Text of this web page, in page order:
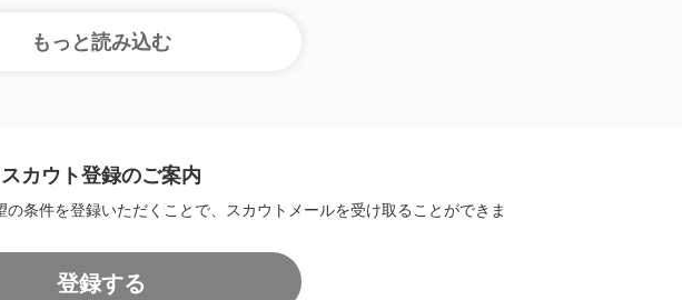
スカウト登録のご案内
条件を登録いただくことで、スカウトメールを受け取ることができま
登録する